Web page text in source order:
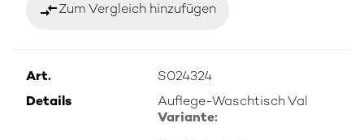
compare_arrowsZum Vergleich hinzufügen
Art.
S024324
Details
Auflege-Waschtisch Val
Variante: